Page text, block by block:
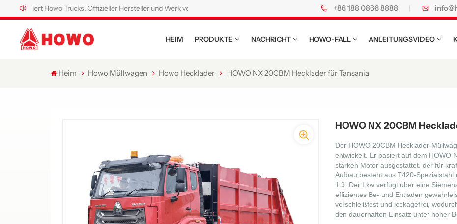
Howo Trucks. Offizieller Hersteller und Werk von Howo Spezial-Lkw. +86 188 0866 8888
HEIM PRODUKTE NACHRICHT HOWO-FALL ANLEITUNGSVIDEO
Heim Howo Müllwagen Howo Hecklader HOWO NX 20CBM Hecklader für Tansania
HOWO NX 20CBM
Der HOWO 20CBM Hecklader-
entwickelt. Er basiert auf dem HOWO
starken Motor ausgestattet, der für
Aufbau besteht aus T420-
1:3. Der Lkw verfügt über eine
effizientes Be- und Entladen
verschleißfest und leckagefrei,
den dauerhaften Einsatz unter hoher